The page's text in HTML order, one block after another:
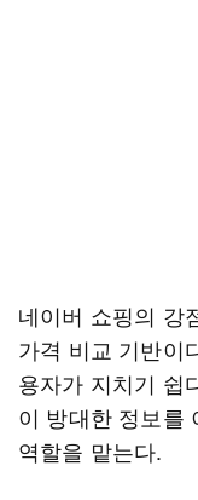
네이버 쇼핑의 강
가격 비교 기반이
용자가 지치기 쉽
이 방대한 정보를
역할을 맡는다.